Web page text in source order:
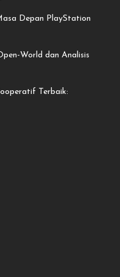
Depan PlayStation
World dan Analisis
Terbaik: